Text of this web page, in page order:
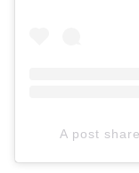
A post